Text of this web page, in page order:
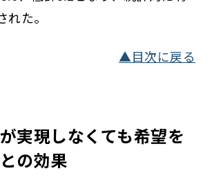
た。
▲目次に戻る
実現しなくても希望を
の効果